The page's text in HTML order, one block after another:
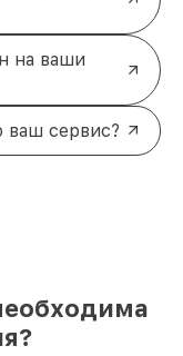
на ваши
ваш сервис?